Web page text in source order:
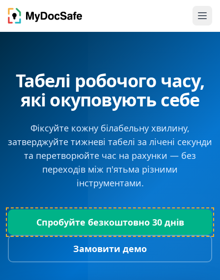
Табелі робочого часу,
які окуповують себе
Фіксуйте кожну білабельну хвилину,
затверджуйте тижневі табелі за лічені секунди
та перетворюйте час на рахунки — без
переходів між п'ятьма різними
інструментами.
Спробуйте безкоштовно 30 днів
Замовити демо